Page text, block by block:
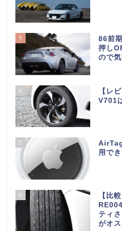
3
86前
押し
ので
4
【レ
V701
5
用で
6
【比
ティ
がオス